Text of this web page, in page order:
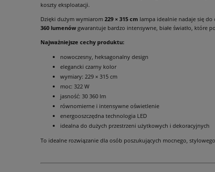
koszty eksploatacji.
Dzięki dużym wymiarom 229 × 315 cm lampa idealnie nadaje się
360 lumenów gwarantuje bardzo intensywne, białe światło, które
Najważniejsze cechy produktu:
nowoczesny, heksagonalny design
elegancki czarny kolor
wymiary: 229 × 315 cm
moc: 322 W
jasność: 30 360 lm
równomierne i intensywne oświetlenie
energooszczędna technologia LED
idealna do dużych przestrzeni użytkowych i dekoracyjnych
To idealne rozwiązanie dla osób poszukujących mocnego,